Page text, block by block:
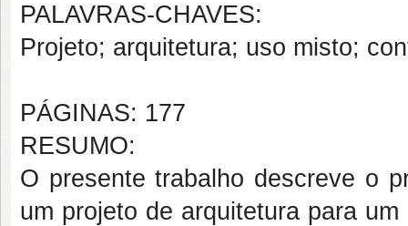
PALAVRAS-CHAVES:
Projeto; arquitetura; uso misto;
PÁGINAS: 177
RESUMO:
O presente trabalho descreve o
um projeto de arquitetura para